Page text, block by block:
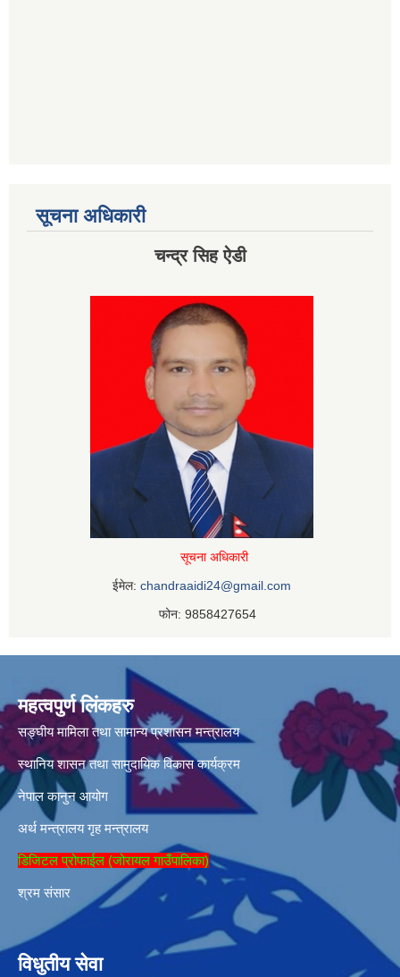
सूचना अधिकारी
चन्द्र सिह ऐडी
सूचना अधिकारी
ईमेल: chandraaidi24@gmail.com
फोन: 9858427654
महत्वपुर्ण लिंकहरु
सङ्घीय मामिला तथा सामान्य प्रशासन मन्त्रालय
स्थानिय शासन तथा सामुदायिक विकास कार्यक्रम
नेपाल कानुन आयोग
अर्थ मन्त्रालय गृह मन्त्रालय
डिजिटल प्रोफाईल (जोरायल गाउँपालिका)
श्रम संसार
विधुतीय सेवा